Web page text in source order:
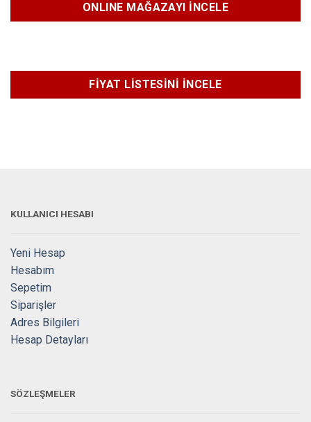
ONLINE MAĞAZAYI İNCELE
FİYAT LİSTESİNİ İNCELE
KULLANICI HESABI
Yeni Hesap
Hesabım
Sepetim
Siparişler
Adres Bilgileri
Hesap Detayları
SÖZLEŞMELER